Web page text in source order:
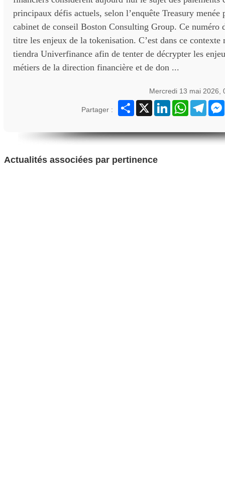
principaux défis actuels, selon l’enquête Treasury menée
cabinet de conseil Boston Consulting Group. Ce numéro
titre les enjeux de la tokenisation. C’est dans ce contexte
tiendra Univerfinance afin de tenter de décrypter les
métiers de la direction financière et de don ...
Mercredi 13 mai 2026,
Partager :
Partager
X LinkedInWhatsApp
Actualités associées par pertinence